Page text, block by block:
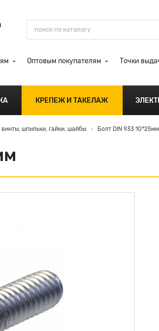
Оптовым покупателям Точки
КРЕПЕЖ И ТАКЕЛАЖ
винты, шпильки, гайки, шайбы Болт DIN 933 10*25мм